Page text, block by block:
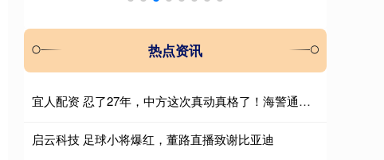
热点资讯
宜人配资 忍了27年，中方这次真动真格了！海警通报里“强制拖离”四个字格外扎眼
启云科技 足球小将爆红，董路直播致谢比亚迪